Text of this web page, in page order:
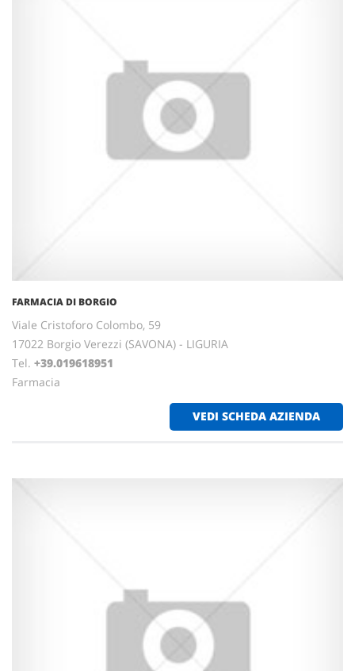
FARMACIA DI BORGIO
Viale Cristoforo Colombo, 59
17022 Borgio Verezzi (SAVONA) - LIGURIA
Tel. +39.019618951
Farmacia
VEDI SCHEDA AZIENDA